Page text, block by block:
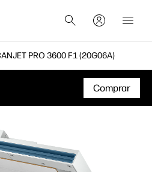
PRO 3600 F1 (20G06A)
Especificações
Comprar